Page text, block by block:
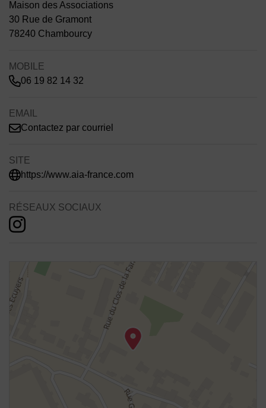
Maison des Associations
30 Rue de Gramont
78240 Chambourcy
MOBILE
06 19 82 14 32
EMAIL
Contactez par courriel
SITE
https://www.aia-france.com
RÉSEAUX SOCIAUX
48.903808898481,2.04598575872026